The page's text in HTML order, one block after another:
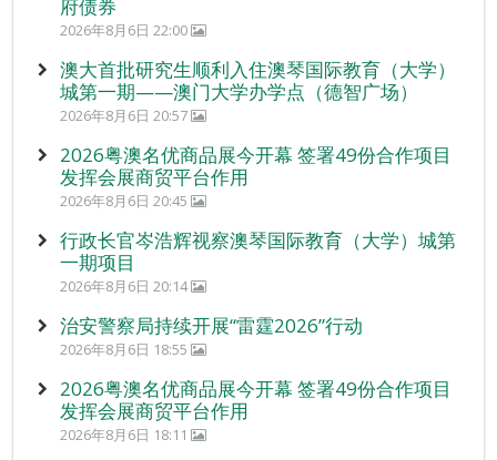
府债券
2026年8月6日 22:00
澳大首批研究生顺利入住澳琴国际教育（大学）
城第一期——澳门大学办学点（德智广场）
2026年8月6日 20:57
2026粤澳名优商品展今开幕 签署49份合作项目
发挥会展商贸平台作用
2026年8月6日 20:45
行政长官岑浩辉视察澳琴国际教育（大学）城第
一期项目
2026年8月6日 20:14
治安警察局持续开展“雷霆2026”行动
2026年8月6日 18:55
2026粤澳名优商品展今开幕 签署49份合作项目
发挥会展商贸平台作用
2026年8月6日 18:11